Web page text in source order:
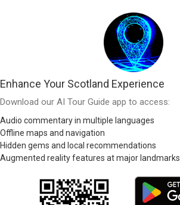
Enhance Your Scotland Experience
Download our AI Tour Guide app to access:
Audio commentary in multiple languages
Offline maps and navigation
Hidden gems and local recommendations
Augmented reality features at major landmarks